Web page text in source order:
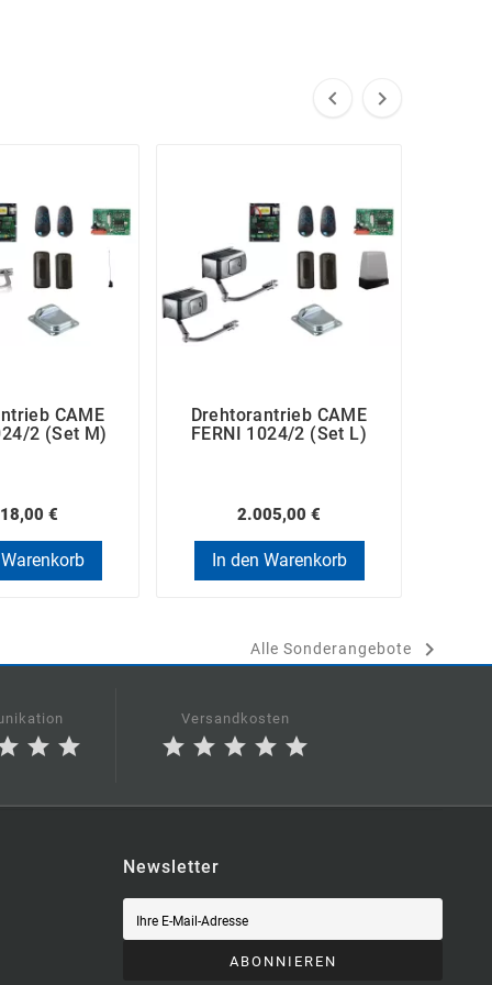
 
CAME
2 (Set M)
€
Drehtorantrieb CAME
FERNI 1024/2 (Set L)
2.005,00 €
In den Warenkorb
Alle Sonderangebote 
star star
Versandkosten
star star star star star
Newsletter
ABONNIEREN